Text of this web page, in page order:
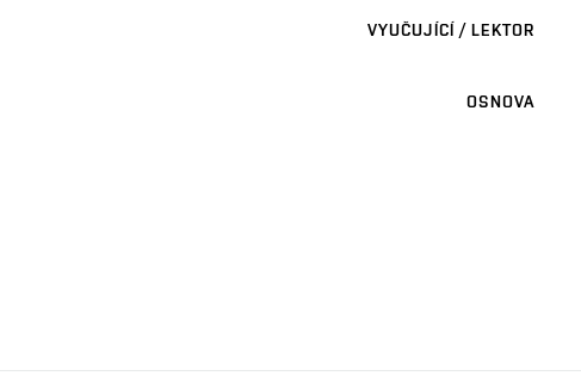
VYUČUJÍCÍ / LEKTOR
OSNOVA